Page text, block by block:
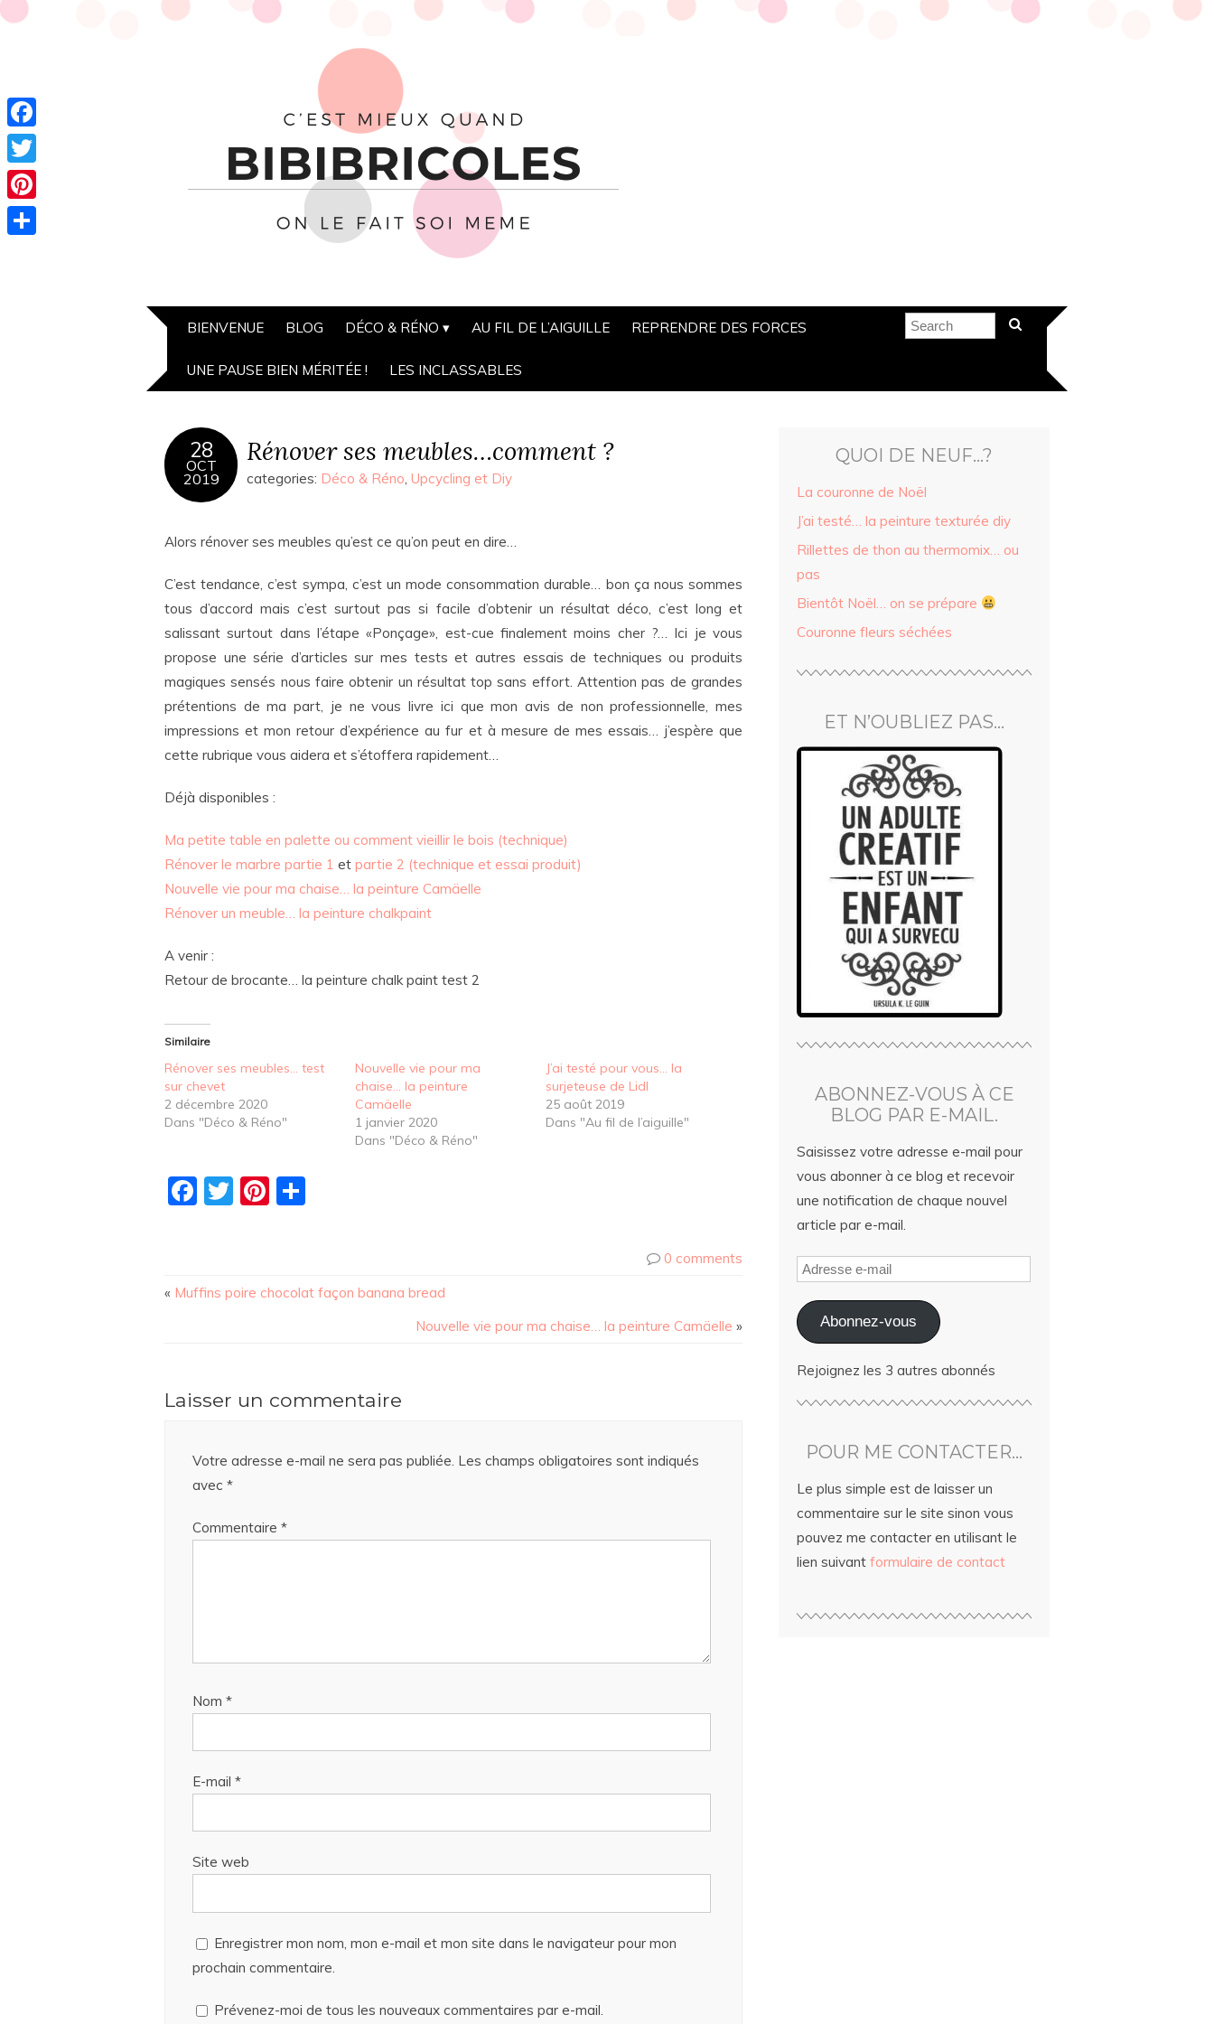
BIENVENUE BLOG DÉCO & RÉNO AU FIL DE L’AIGUILLE REPRENDRE DES FORCES
UNE PAUSE BIEN MÉRITÉE ! LES INCLASSABLES
28
OCT
2019
Rénover ses meubles…comment ?
categories: Déco & Réno, Upcycling et Diy
Alors rénover ses meubles qu’est ce qu’on peut en dire…
C’est tendance, c’est sympa, c’est un mode consommation durable… bon ça nous sommes
tous d’accord mais c’est surtout pas si facile d’obtenir un résultat déco, c’est long et
salissant surtout dans l’étape «Ponçage», est-cue finalement moins cher ?… Ici je vous
propose une série d’articles sur mes tests et autres essais de techniques ou produits
magiques sensés nous faire obtenir un résultat top sans effort. Attention pas de grandes
prétentions de ma part, je ne vous livre ici que mon avis de non professionnelle, mes
impressions et mon retour d’expérience au fur et à mesure de mes essais… j’espère que
cette rubrique vous aidera et s’étoffera rapidement…
Déjà disponibles :
Ma petite table en palette ou comment vieillir le bois (technique)
Rénover le marbre partie 1 et partie 2 (technique et essai produit)
Nouvelle vie pour ma chaise… la peinture Camäelle
Rénover un meuble… la peinture chalkpaint
A venir :
Retour de brocante… la peinture chalk paint test 2
Similaire
Rénover ses meubles… test
sur chevet
2 décembre 2020
Dans "Déco & Réno"
Nouvelle vie pour ma
chaise… la peinture
Camäelle
1 janvier 2020
Dans "Déco & Réno"
J’ai testé pour vous… la
surjeteuse de Lidl
25 août 2019
Dans "Au fil de l’aiguille"
Facebook
TwitterPinterest
0 comments
« Muffins poire chocolat façon banana bread
Nouvelle vie pour ma chaise… la peinture Camäelle »
Laisser un commentaire
Votre adresse e-mail ne sera pas publiée. Les champs obligatoires sont indiqués
avec *
Commentaire *
Nom *
E-mail *
Site web
Enregistrer mon nom, mon e-mail et mon site dans le navigateur pour mon
prochain commentaire.
Prévenez-moi de tous les nouveaux commentaires par e-mail.
QUOI DE NEUF…?
La couronne de Noël
J’ai testé… la peinture texturée diy
Rillettes de thon au thermomix… ou
pas
Bientôt Noël… on se prépare
Couronne fleurs séchées
ET N’OUBLIEZ PAS…
ABONNEZ-VOUS À CE
BLOG PAR E-MAIL.
Saisissez votre adresse e-mail pour
vous abonner à ce blog et recevoir
une notification de chaque nouvel
article par e-mail.
Abonnez-vous
Rejoignez les 3 autres abonnés
POUR ME CONTACTER…
Le plus simple est de laisser un
commentaire sur le site sinon vous
pouvez me contacter en utilisant le
lien suivant formulaire de contact
Facebook
Twitter
Pinterest